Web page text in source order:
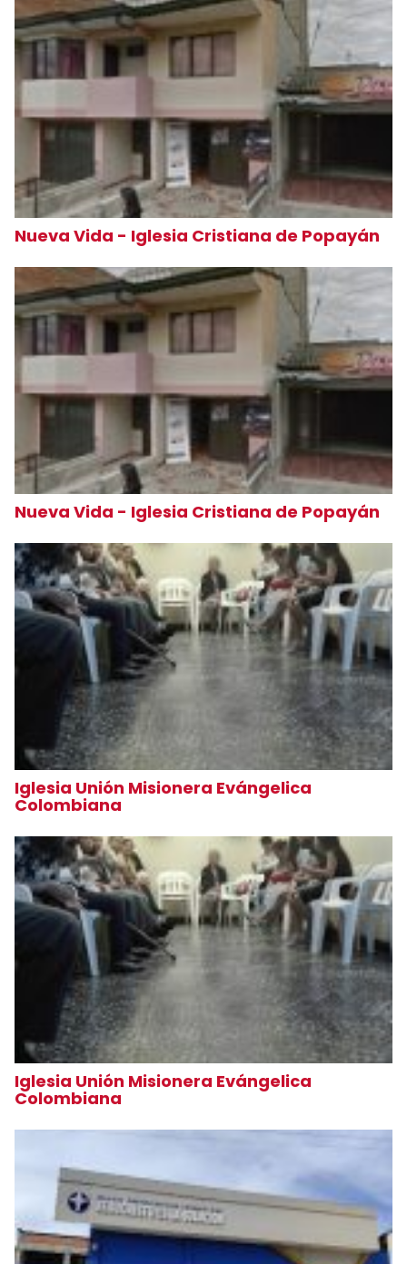
Nueva Vida - Iglesia Cristiana de Popayán
Nueva Vida - Iglesia Cristiana de Popayán
Iglesia Unión Misionera Evángelica
Colombiana
Iglesia Unión Misionera Evángelica
Colombiana